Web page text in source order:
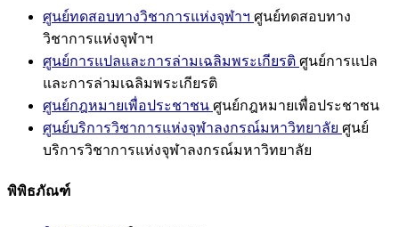
ศูนย์ทดสอบทางวิชาการแห่งจุฬาฯ ศูนย์ทดสอบทาง
วิชาการแห่งจุฬาฯ
ศูนย์การแปลและการล่ามเฉลิมพระเกียรติ ศูนย์การแปล
และการล่ามเฉลิมพระเกียรติ
ศูนย์กฎหมายเพื่อประชาชน ศูนย์กฎหมายเพื่อประชาชน
ศูนย์บริการวิชาการแห่งจุฬาลงกรณ์มหาวิทยาลัย ศูนย์
บริการวิชาการแห่งจุฬาลงกรณ์มหาวิทยาลัย
พิพิธภัณฑ์